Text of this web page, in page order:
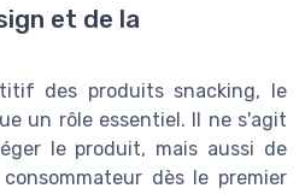
et de la
des produits snacking, le
un rôle essentiel. Il ne s'agit
le produit, mais aussi de
dès le premier